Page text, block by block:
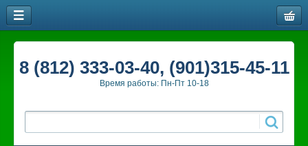
8 (812) 333-03-40, (901)315-45-11
Время работы: Пн-Пт 10-18